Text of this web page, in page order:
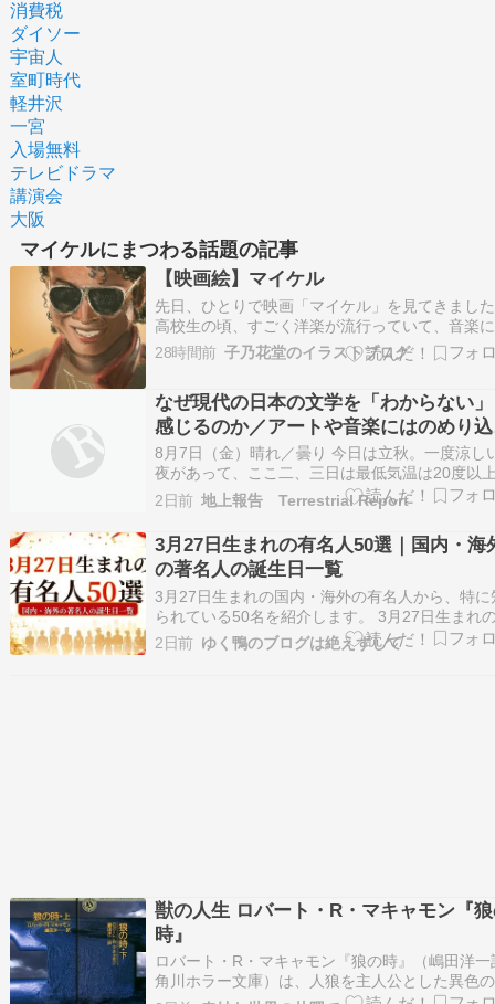
消費税
ダイソー
宇宙人
室町時代
軽井沢
一宮
入場無料
テレビドラマ
講演会
大阪
マイケルにまつわる話題の記事
【映画絵】マイケル
先日、ひとりで映画「マイケル」を見てきまし
高校生の頃、すごく洋楽が流行っていて、音楽
い自分でも好きなアーティストがいました。そ
ちの一人がマイケルでした。彼の魅力はなんと
あの時代では斬新だったパフォーマンスに魅せ
ま…
28時間前 子乃花堂のイラストブログ
なぜ現代の日本の文学を「わからない
感じるのか／アートや音楽にはのめり
るのに文学にはできないのはなぜか／
かね噺」と「ブラッククローバー」
8月7日（金）晴れ／曇り 今日は立秋。一度涼し
夜があって、ここ二、三日は最低気温は20度以
そんなにすごく涼しいわけでもないのだが、そ
ど寝苦しくないのは、少し空気が乾いてきたか
ろうか。とはいってもこれは体感で、本当に湿
低いのかまではわからない。それでもちゃんと
2日前 地上報告 Terrestrial Report
3月27日生まれの有名人50選｜国内・海
の著名人の誕生日一覧
3月27日生まれの国内・海外の有名人から、特に
られている50名を紹介します。 3月27日生まれ
名人50選 生年人物名職業・分野1845年ヴィルヘ
ム・レントゲン物理学者1850年清浦奎吾政治家
2日前 ゆく鴨のブログは絶えずして
獣の人生 ロバート・R・マキャモン『
時』
ロバート・R・マキャモン『狼の時』（嶋田洋一
角川ホラー文庫）は、人狼を主人公とした異色